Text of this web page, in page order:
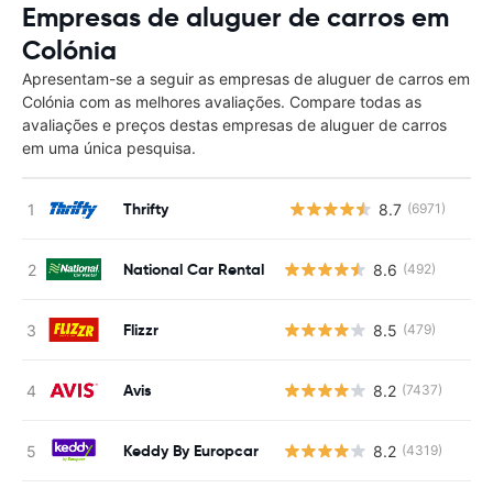
Empresas de aluguer de carros em
Colónia
Apresentam-se a seguir as empresas de aluguer de carros em
Colónia com as melhores avaliações. Compare todas as
avaliações e preços destas empresas de aluguer de carros
em uma única pesquisa.
Thrifty 8.7 (6971)
National Car Rental 8.6 (492)
Flizzr 8.5 (479)
Avis 8.2 (7437)
Keddy By Europcar 8.2 (4319)